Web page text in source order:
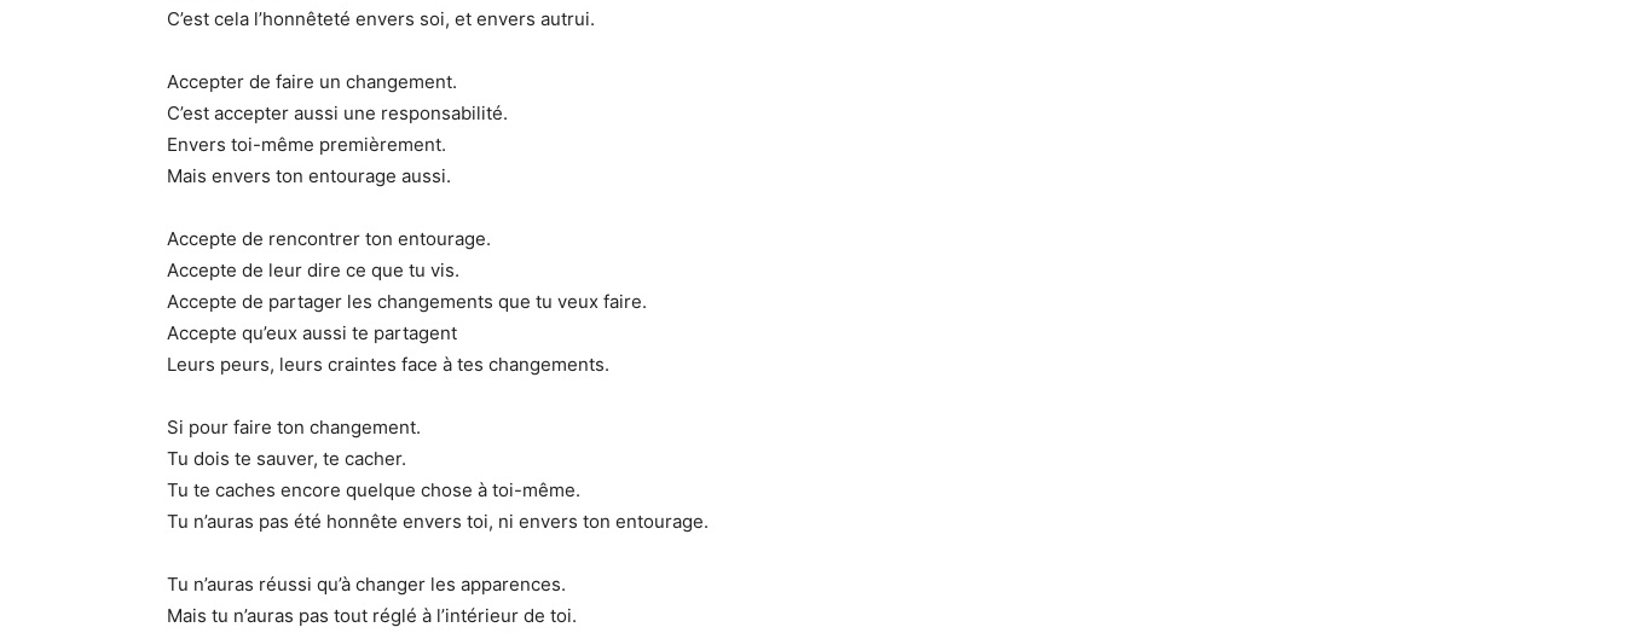
C’est cela l’honnêteté envers soi, et envers autrui.
Accepter de faire un changement.
C’est accepter aussi une responsabilité.
Envers toi-même premièrement.
Mais envers ton entourage aussi.
Accepte de rencontrer ton entourage.
Accepte de leur dire ce que tu vis.
Accepte de partager les changements que tu veux faire.
Accepte qu’eux aussi te partagent
Leurs peurs, leurs craintes face à tes changements.
Si pour faire ton changement.
Tu dois te sauver, te cacher.
Tu te caches encore quelque chose à toi-même.
Tu n’auras pas été honnête envers toi, ni envers ton entourage.
Tu n’auras réussi qu’à changer les apparences.
Mais tu n’auras pas tout réglé à l’intérieur de toi.